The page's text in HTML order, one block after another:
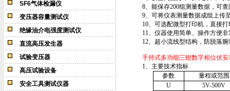
SF6气体检漏仪
变压器容量测试仪
绝缘油介电强度测试仪
直流高压发生器
试验变压器
高压试验设备
安全工具测试仪器
8、能保存200组测量数据，可
9、可将仪表测量数据成组上传
10、可选配微型打印机，直接
11、仪器使用简单、操作方便
12、超小流线型结构，防脱落
手持式多功能三钳数字相位伏安
1、主要技术指标
参数
量程或范围
U
5V-500V